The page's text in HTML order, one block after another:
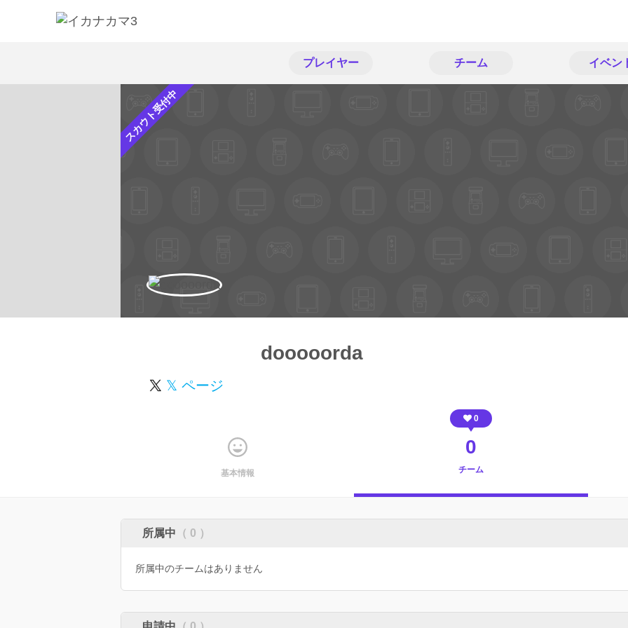
プレイヤー チーム イベン
スカウト受付中
dooooorda
𝕏 ページ
基本情報
0
0
チーム
所属中 （ 0 ）
所属中のチームはありません